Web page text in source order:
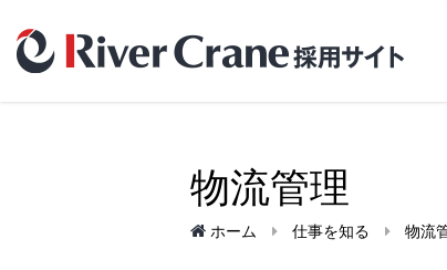
物流管理
ホーム 仕事を知る 物流